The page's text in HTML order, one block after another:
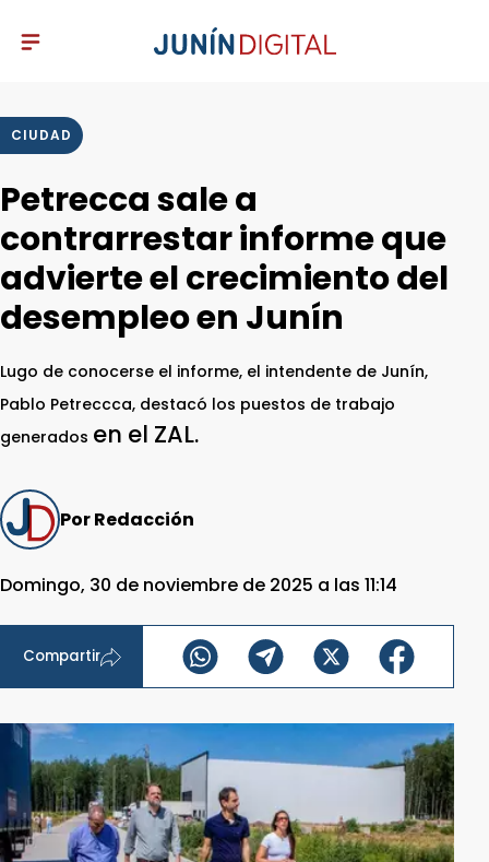
CIUDAD
Petrecca sale a
contrarrestar informe que
advierte el crecimiento del
desempleo en Junín
Lugo de conocerse el informe, el intendente de Junín,
Pablo Petreccca, destacó los puestos de trabajo
generados en el ZAL.
Por Redacción
Domingo, 30 de noviembre de 2025 a las 11:14
Compartir